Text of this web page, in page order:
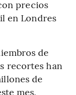
precios
en Londres
de
recortes han
de
mes,